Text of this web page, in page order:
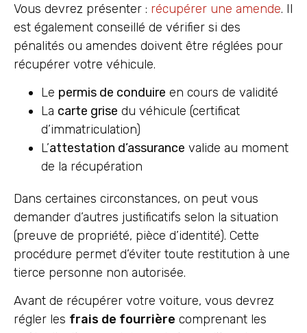
Vous devrez présenter : récupérer une amende. Il
est également conseillé de vérifier si des
pénalités ou amendes doivent être réglées pour
récupérer votre véhicule.
Le permis de conduire en cours de validité
La carte grise du véhicule (certificat
d’immatriculation)
L’attestation d’assurance valide au moment
de la récupération
Dans certaines circonstances, on peut vous
demander d’autres justificatifs selon la situation
(preuve de propriété, pièce d’identité). Cette
procédure permet d’éviter toute restitution à une
tierce personne non autorisée.
Avant de récupérer votre voiture, vous devrez
régler les frais de fourrière comprenant les